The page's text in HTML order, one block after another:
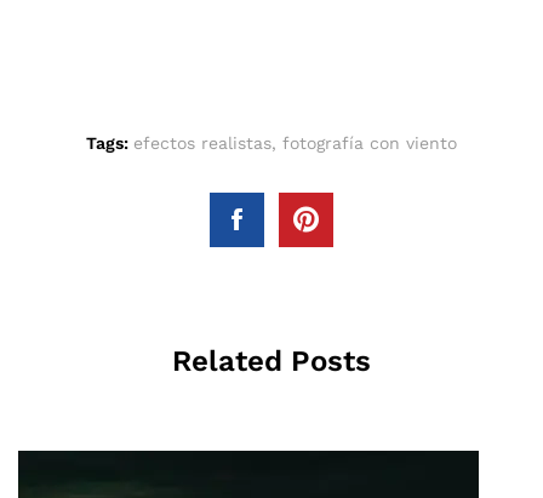
Tags: efectos realistas, fotografía con viento
Related Posts